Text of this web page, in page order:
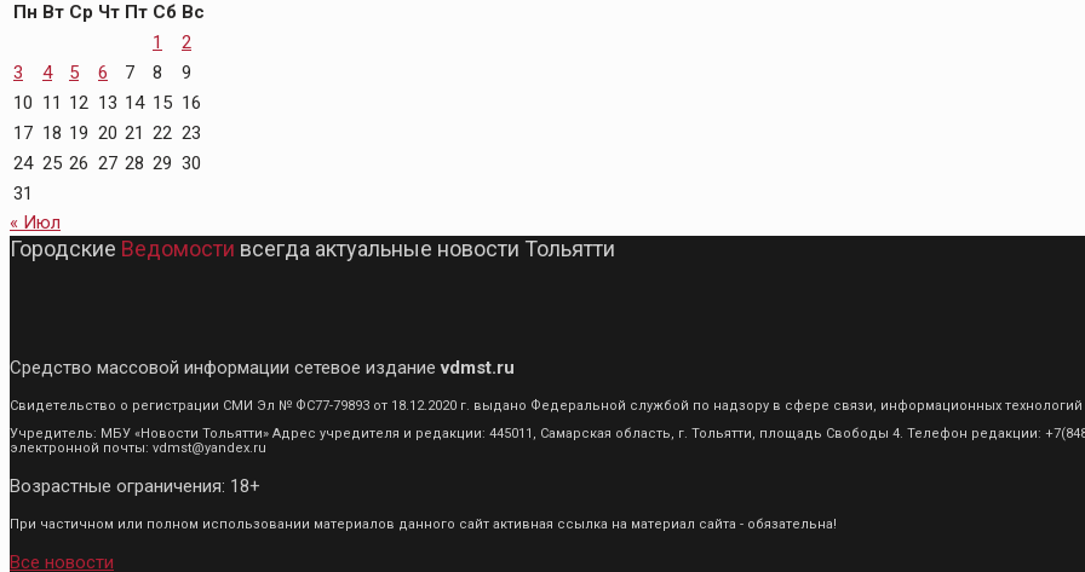
Пн Вт Ср Чт Пт Сб Вс
1
2
3
4 5 6 7 8
9
10 11 12 13 14 15 16
17 18 19 20 21 22 23
24 25 26 27 28 29 30
31
« Июл
Городские Ведомости всегда актуальные новости Тольятти
Средство массовой информации сетевое изданиеvdmst.ru
Свидетельство о регистрации СМИ Эл № ФС77-79893 от 18.12.2020 г. выдано Федеральной службой по надзору в сфере связи, информационных
Учредитель: МБУ «Новости Тольятти» Адрес учредителя и редакции: 445011, Самарская область, г. Тольятти, площадь Свободы 4. Телефон редакции:
электронной почты: vdmst@yandex.ru
Возрастные ограничения: 18+
При частичном или полном использовании материалов данного сайт активная ссылка на материал сайта - обязательна!
Все новости